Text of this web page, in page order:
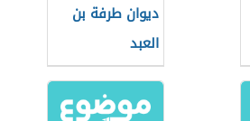
ديوان طرفة بن
العبد